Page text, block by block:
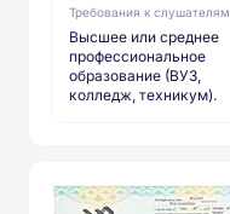
Требования к слушателям
Высшее или среднее
профессиональное
образование (ВУЗ,
колледж, техникум).